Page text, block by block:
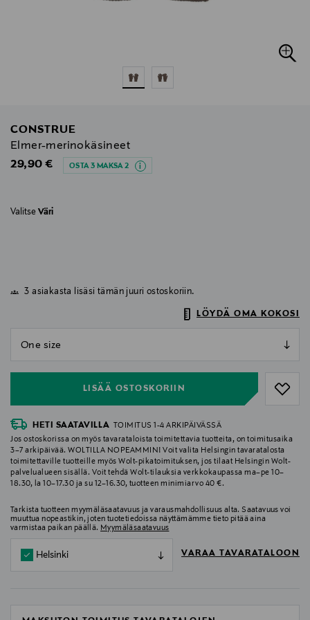
CONSTRUE
Elmer-merinokäsineet
Original Price
29,90 € OSTA 3 MAKSA 2
Valitse Väri
3 asiakasta lisäsi tämän juuri ostoskoriin.
LÖYDÄ OMA KOKOSI
LISÄÄ OSTOSKORIIN
null
HETI SAATAVILLA
TOIMITUS 1-4 ARKIPÄIVÄSSÄ
Jos ostoskorissa on myös tavarataloista toimitettavia tuotteita, on toimitusaika
3–7 arkipäivää. WOLTILLA NOPEAMMIN! Voit valita Helsingin tavaratalosta
toimitettaville tuotteille myös Wolt-pikatoimituksen, jos tilaat Helsingin Wolt-
palvelualueen sisällä. Voit tehdä Wolt-tilauksia verkkokaupassa ma–pe 10–
18.30, la 10–17.30 ja su 12–16.30, tuotteen minimiarvo 40 €.
Tarkista tuotteen myymäläsaatavuus ja varausmahdollisuus alta. Saatavuus voi
muuttua nopeastikin, joten tuotetiedoissa näyttämämme tieto pitää aina
varmistaa paikan päällä. Myymäläsaatavuus
Helsinki VARAA TAVARATALOON